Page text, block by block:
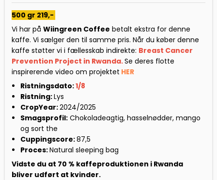
500 gr 219,-
Vi har på Wiingreen Coffee betalt ekstra for denne
kaffe. Vi sælger den til samme pris. Når du køber denne
kaffe støtter vi i fællesskab indirekte: Breast Cancer
Prevention Project in Rwanda.Se deres flotte
inspirerende video om projektet HER
Ristningsdato:1/8
Ristning:Lys
CropYear:2024/2025
Smagsprofil:Chokoladeagtig, hasselnødder, mango
og sort the
Cuppingscore:87,5
Proces:Natural sleeping bag
Vidste du at 70 % kaffeproduktionen i Rwanda
bliver udført at kvinder.